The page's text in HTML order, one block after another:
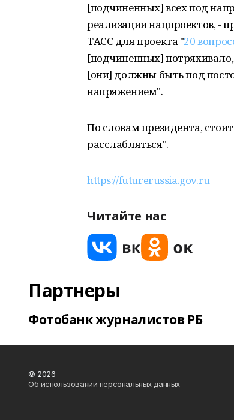
[подчиненных] всех под
реализации нацпроектов, -
ТАСС для проекта "20
[подчиненных]
[они] должны быть под
напряжением".
По словам президента,
расслабляться".
https://futurerussia.gov.ru
Читайте нас
Партнеры
Фотобанк журналистов РБ
© 2026
Об использовании персональных данных